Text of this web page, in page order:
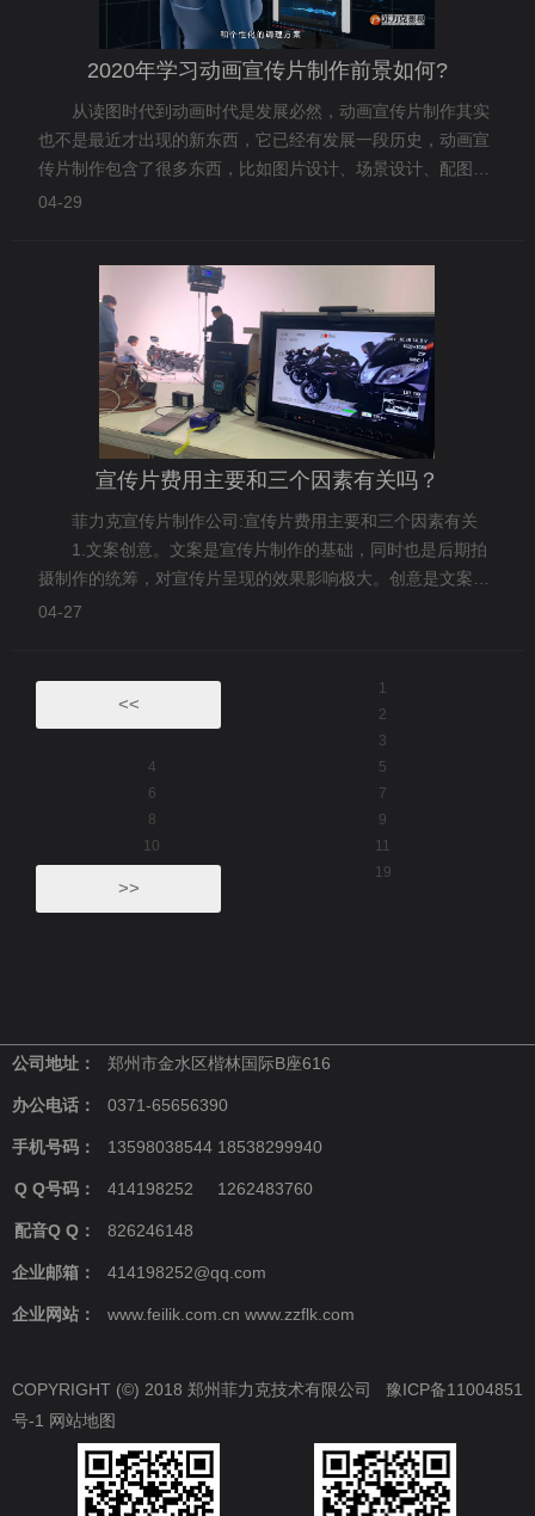
2020年学习动画宣传片制作前景如何?
从读图时代到动画时代是发展必然，动画宣传片制作其实
也不是最近才出现的新东西，它已经有发展一段历史，动画宣
传片制作包含了很多东西，比如图片设计、场景设计、配图文
案等等，因此，学习它，不仅仅是学习一种技能，还可以学习
04-29
宣传片费用主要和三个因素有关吗？
菲力克宣传片制作公司:宣传片费用主要和三个因素有关
1.文案创意。文案是宣传片制作的基础，同时也是后期拍
摄制作的统筹，对宣传片呈现的效果影响极大。创意是文案的
灵魂，好的创意能够让宣传片更加的打动人心，对于企业来
04-27
<<
1
2
3
4
5
6
7
8
9
10
11
>>
19
公司地址： 郑州市金水区楷林国际B座616
办公电话： 0371-65656390
手机号码： 13598038544 18538299940
Q Q号码： 414198252 1262483760
配音Q Q： 826246148
企业邮箱： 414198252@qq.com
企业网站： www.feilik.com.cn www.zzflk.com
COPYRIGHT (©) 2018 郑州菲力克技术有限公司 豫ICP备11004851
号-1 网站地图